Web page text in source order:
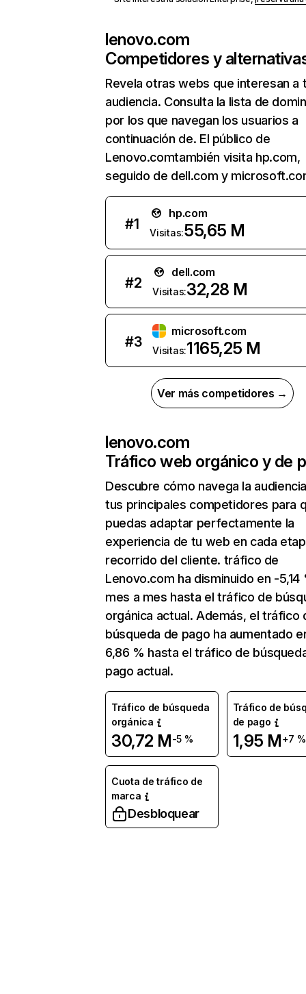
lenovo.com
Competidores y
Revela otras webs que interesan a
audiencia. Consulta la lista de
por los que navegan los usuarios a
continuación de. El público de
Lenovo.comtambién visita hp.com,
seguido de dell.com y
#1
hp.com
Visitas:55,65 M
#2
dell.com
Visitas:32,28 M
#3
microsoft.com
Visitas:1165,25 M
Ver más competidores →
lenovo.com
Tráfico web orgánico y de
Descubre cómo navega la
tus principales competidores para
puedas adaptar perfectamente la
experiencia de tu web en cada
recorrido del cliente. tráfico de
Lenovo.com ha disminuido en -5,14
mes a mes hasta el tráfico de
orgánica actual. Además, el tráfico
búsqueda de pago ha aumentado
6,86 % hasta el tráfico de
pago actual.
Tráfico de búsqueda
orgánica
30,72 M-5 %
Tráfico de
de pago
1,95 M+7 %
Cuota de tráfico de
marca
Desbloquear